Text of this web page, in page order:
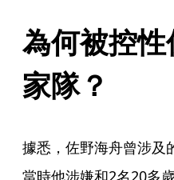
為何被控
家隊？
據悉，佐野海舟曾涉及
當時他涉嫌和2名20多